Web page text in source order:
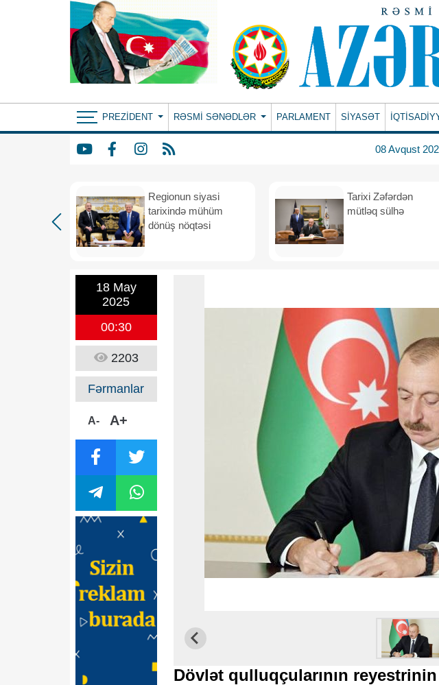
PREZIDENT RƏSMI SƏNƏDLƏR PARLAMENT SİYASƏT
08 Avqust
Regionun siyasi
tarixində mühüm
dönüş nöqtəsi
Tarixi Zəfərdən
mütləq sülhə
18 May
2025
00:30
2203
Fərmanlar
A- A+
Dövlət qulluqçularının